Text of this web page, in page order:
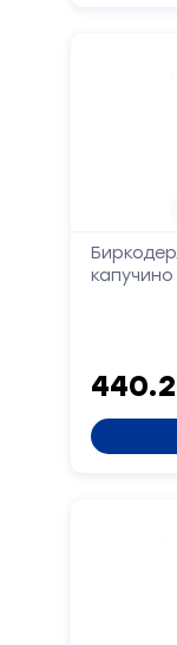
капучино